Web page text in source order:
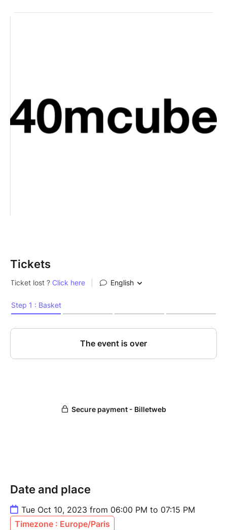
Tickets
Date and place
Tue Oct 10, 2023 from 06:00 PM to 07:15 PM
Timezone : Europe/Paris